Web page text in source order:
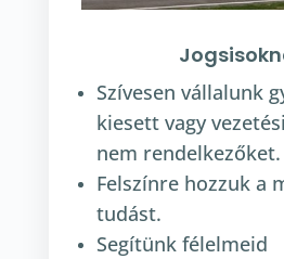
Szívesen vállalunk
kiesett vagy
nem rendelkezőket.
Felszínre hozzuk a
tudást.
Segítünk félelmeid